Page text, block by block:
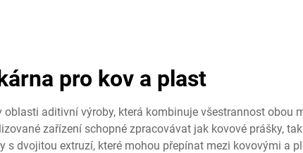
pro kov a plast
aditivní výroby, která kombinuje všestrannost obou
zařízení schopné zpracovávat jak kovové prášky,
dvojitou extruzí, které mohou přepínat mezi kovovými a